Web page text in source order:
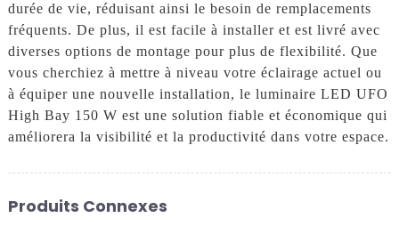
durée de vie, réduisant ainsi le besoin de remplacements
fréquents. De plus, il est facile à installer et est livré avec
diverses options de montage pour plus de flexibilité. Que
vous cherchiez à mettre à niveau votre éclairage actuel ou
à équiper une nouvelle installation, le luminaire LED UFO
High Bay 150 W est une solution fiable et économique qui
améliorera la visibilité et la productivité dans votre espace.
Produits Connexes